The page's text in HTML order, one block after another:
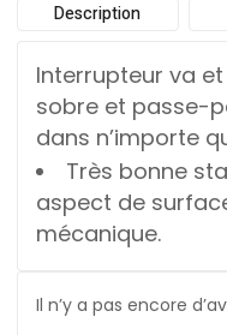
Description
Interrupteur va
sobre et passe-
dans n’importe
Très bonne
aspect de
mécanique.
Il n’y a pas encore